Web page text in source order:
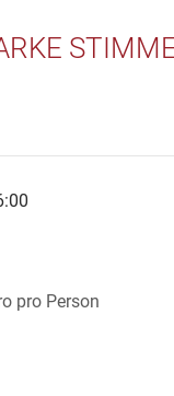
pro Person